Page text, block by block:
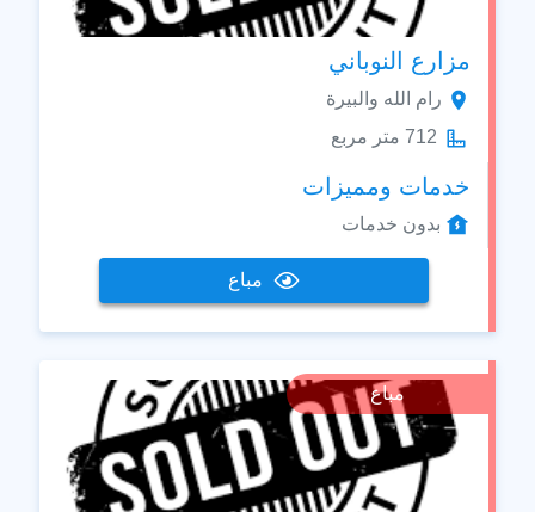
مزارع النوباني
رام الله والبيرة
712 متر مربع
خدمات ومميزات
بدون خدمات
مباع
مباع